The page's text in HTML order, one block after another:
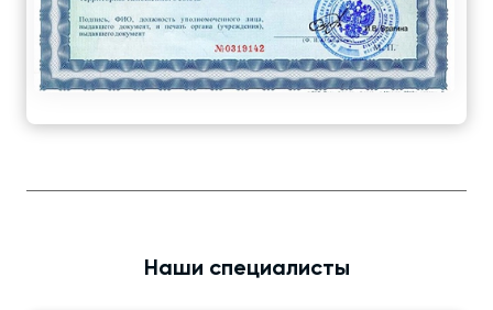
Наши специалисты